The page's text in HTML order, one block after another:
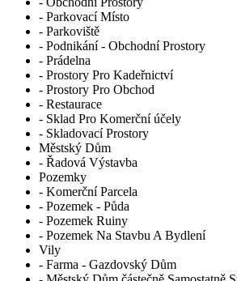
- Parkovací Místo
- Parkoviště
- Podnikání - Obchodní Prostory
- Prádelna
- Prostory Pro Kadeřnictví
- Prostory Pro Obchod
- Restaurace
- Sklad Pro Komerční účely
- Skladovací Prostory
Městský Dům
- Řadová Výstavba
Pozemky
- Komerční Parcela
- Pozemek - Půda
- Pozemek Ruiny
- Pozemek Na Stavbu A Bydlení
Vily
- Farma - Gazdovský Dům